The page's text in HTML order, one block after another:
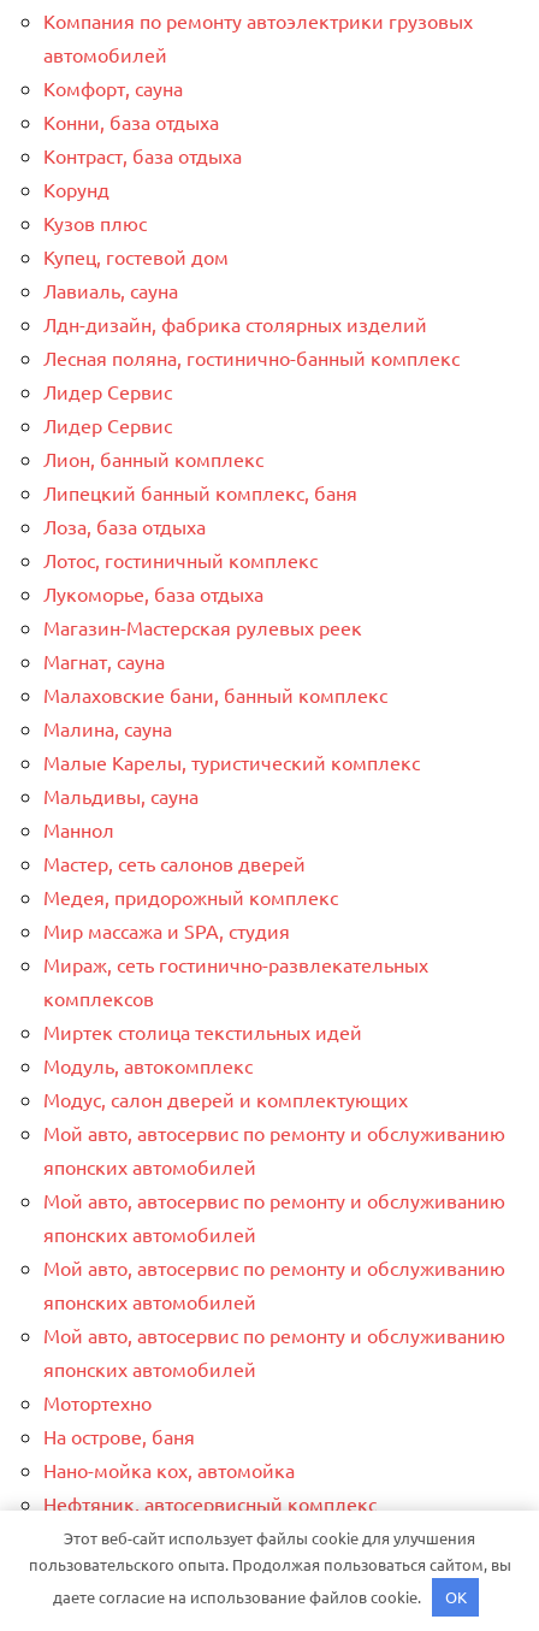
Компания по ремонту автоэлектрики грузовых
автомобилей
Комфорт, сауна
Конни, база отдыха
Контраст, база отдыха
Корунд
Кузов плюс
Купец, гостевой дом
Лавиаль, сауна
Лдн-дизайн, фабрика столярных изделий
Лесная поляна, гостинично-банный комплекс
Лидер Сервис
Лидер Сервис
Лион, банный комплекс
Липецкий банный комплекс, баня
Лоза, база отдыха
Лотос, гостиничный комплекс
Лукоморье, база отдыха
Магазин-Мастерская рулевых реек
Магнат, сауна
Малаховские бани, банный комплекс
Малина, сауна
Малые Карелы, туристический комплекс
Мальдивы, сауна
Маннол
Мастер, сеть салонов дверей
Медея, придорожный комплекс
Мир массажа и SPA, студия
Мираж, сеть гостинично-развлекательных
комплексов
Миртек столица текстильных идей
Модуль, автокомплекс
Модус, салон дверей и комплектующих
Мой авто, автосервис по ремонту и обслуживанию
японских автомобилей
Мой авто, автосервис по ремонту и обслуживанию
японских автомобилей
Мой авто, автосервис по ремонту и обслуживанию
японских автомобилей
Мой авто, автосервис по ремонту и обслуживанию
японских автомобилей
Мотортехно
На острове, баня
Нано-мойка кох, автомойка
Нефтяник, автосервисный комплекс
Ниагара, оздоровительный комплекс
Окна-магнит, производственно-монтажная
компания
Этот веб-сайт использует файлы cookie для улучшения
пользовательского опыта. Продолжая пользоваться сайтом, вы
даете согласие на использование файлов cookie.
OK